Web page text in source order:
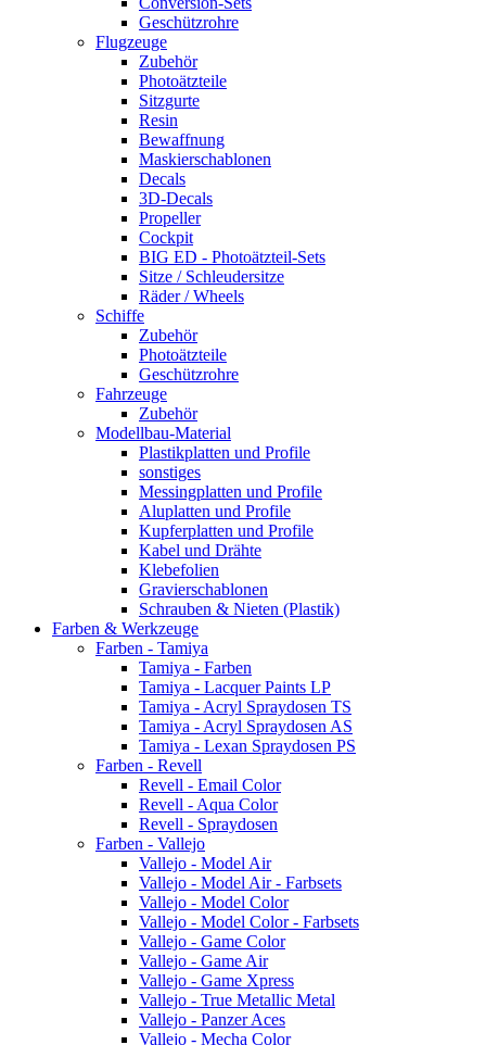
Geschützrohre
Flugzeuge
Zubehör
Photoätzteile
Sitzgurte
Resin
Bewaffnung
Maskierschablonen
Decals
3D-Decals
Propeller
Cockpit
BIG ED - Photoätzteil-Sets
Sitze / Schleudersitze
Räder / Wheels
Schiffe
Zubehör
Photoätzteile
Geschützrohre
Fahrzeuge
Zubehör
Modellbau-Material
Plastikplatten und Profile
sonstiges
Messingplatten und Profile
Aluplatten und Profile
Kupferplatten und Profile
Kabel und Drähte
Klebefolien
Gravierschablonen
Schrauben & Nieten (Plastik)
Farben & Werkzeuge
Farben - Tamiya
Tamiya - Farben
Tamiya - Lacquer Paints LP
Tamiya - Acryl Spraydosen TS
Tamiya - Acryl Spraydosen AS
Tamiya - Lexan Spraydosen PS
Farben - Revell
Revell - Email Color
Revell - Aqua Color
Revell - Spraydosen
Farben - Vallejo
Vallejo - Model Air
Vallejo - Model Air - Farbsets
Vallejo - Model Color
Vallejo - Model Color - Farbsets
Vallejo - Game Color
Vallejo - Game Air
Vallejo - Game Xpress
Vallejo - True Metallic Metal
Vallejo - Panzer Aces
Vallejo - Mecha Color